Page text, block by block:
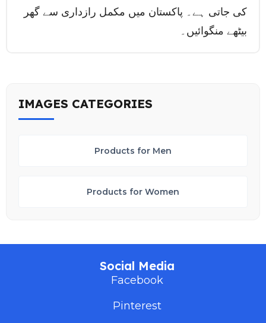
کی جاتی ہے۔ پاکستان میں مکمل رازداری سے گھر
بیٹھے منگوائیں۔
IMAGES CATEGORIES
Products for Men
Products for Women
Social Media
Facebook
Pinterest